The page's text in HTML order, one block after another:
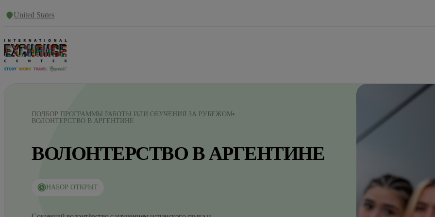
United States
ПОДБОР ПРОГРАММЫ РАБОТЫ ИЛИ ОБУЧЕНИЯ ЗА РУБЕЖОМ
ВОЛОНТЕРСТВО В АРГЕНТИНЕ
ВОЛОНТЕРСТВО В АРГЕНТИНЕ
НАБОР ОТКРЫТ